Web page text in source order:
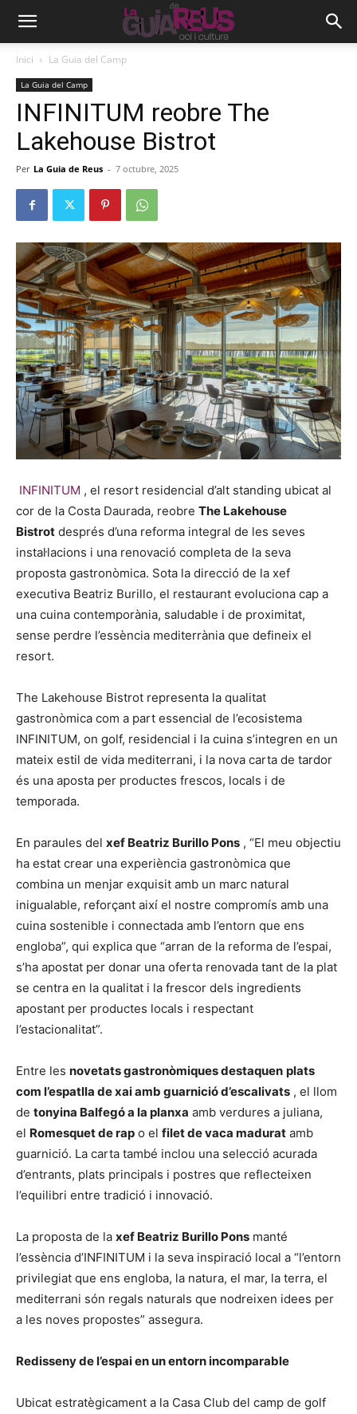
Inici La Guia del Camp
La Guia del Camp
INFINITUM reobre The
Lakehouse Bistrot
Per La Guia de Reus - 7 octubre, 2025
INFINITUM , el resort residencial d’alt standing ubicat al
cor de la Costa Daurada, reobre The Lakehouse
Bistrot després d’una reforma integral de les seves
instal·lacions i una renovació completa de la seva
proposta gastronòmica. Sota la direcció de la xef
executiva Beatriz Burillo, el restaurant evoluciona cap a
una cuina contemporània, saludable i de proximitat,
sense perdre l’essència mediterrània que defineix el
resort.
The Lakehouse Bistrot representa la qualitat
gastronòmica com a part essencial de l’ecosistema
INFINITUM, on golf, residencial i la cuina s’integren en un
mateix estil de vida mediterrani, i la nova carta de tardor
és una aposta per productes frescos, locals i de
temporada.
En paraules del xef Beatriz Burillo Pons , “El meu objectiu
ha estat crear una experiència gastronòmica que
combina un menjar exquisit amb un marc natural
inigualable, reforçant així el nostre compromís amb una
cuina sostenible i connectada amb l’entorn que ens
engloba”, qui explica que “arran de la reforma de l’espai,
s’ha apostat per donar una oferta renovada tant de la plat
se centra en la qualitat i la frescor dels ingredients
apostant per productes locals i respectant
l’estacionalitat”.
Entre les novetats gastronòmiques destaquen plats
com l’espatlla de xai amb guarnició d’escalivats , el llom
de tonyina Balfegó a la planxa amb verdures a juliana,
el Romesquet de rap o el filet de vaca madurat amb
guarnició. La carta també inclou una selecció acurada
d’entrants, plats principals i postres que reflecteixen
l’equilibri entre tradició i innovació.
La proposta de la xef Beatriz Burillo Pons manté
l’essència d’INFINITUM i la seva inspiració local a “l’entorn
privilegiat que ens engloba, la natura, el mar, la terra, el
mediterrani són regals naturals que nodreixen idees per
a les noves propostes” assegura.
Redisseny de l’espai en un entorn incomparable
Ubicat estratègicament a la Casa Club del camp de golf